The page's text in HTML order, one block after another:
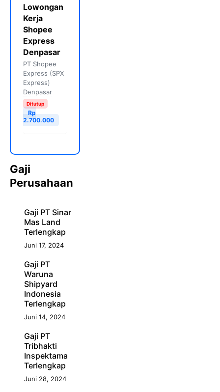
Lowongan
Kerja
Shopee
Express
Denpasar
PT Shopee
Express (SPX
Express)
Denpasar
Ditutup
Rp
2.700.000
Gaji
Perusahaan
Gaji PT Sinar
Mas Land
Terlengkap
Juni 17, 2024
Gaji PT
Waruna
Shipyard
Indonesia
Terlengkap
Juni 14, 2024
Gaji PT
Tribhakti
Inspektama
Terlengkap
Juni 28, 2024